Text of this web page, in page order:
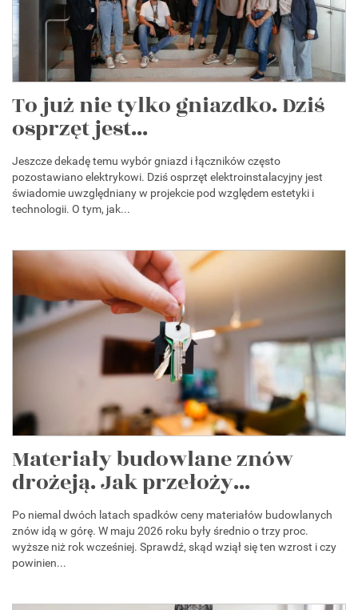
To już nie tylko gniazdko. Dziś
osprzęt jest...
Jeszcze dekadę temu wybór gniazd i łączników często
pozostawiano elektrykowi. Dziś osprzęt elektroinstalacyjny jest
świadomie uwzględniany w projekcie pod względem estetyki i
technologii. O tym, jak...
Materiały budowlane znów
drożeją. Jak przełoży...
Po niemal dwóch latach spadków ceny materiałów budowlanych
znów idą w górę. W maju 2026 roku były średnio o trzy proc.
wyższe niż rok wcześniej. Sprawdź, skąd wziął się ten wzrost i czy
powinien...